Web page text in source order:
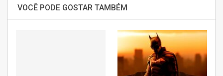
VOCÊ PODE GOSTAR TAMBÉM